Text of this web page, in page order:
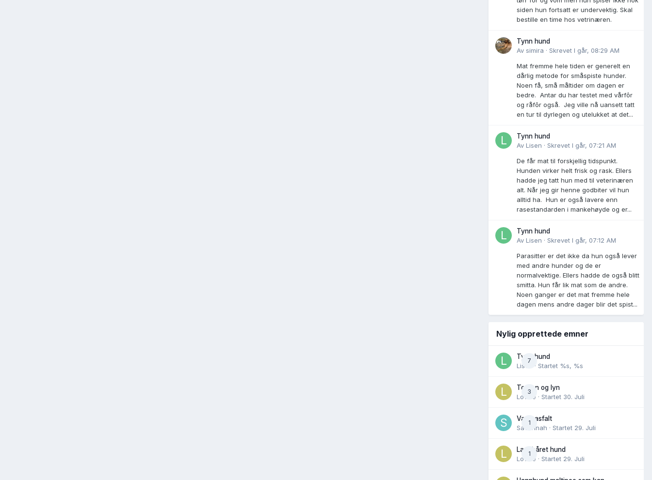
siden hun fortsatt er undervektig. Skal
bestille en time hos vetrinæren.
Tynn hund
Av simira · Skrevet I går, 08:29 AM
Mat fremme hele tiden er generelt en
dårlig metode for småspiste hunder.
Noen få, små måltider om dagen er
bedre. Antar du har testet med vårfôr
og råfôr også. Jeg ville nå uansett tatt
en tur til dyrlegen og utelukket at det...
Tynn hund
Av Lisen · Skrevet I går, 07:21 AM
De får mat til forskjellig tidspunkt.
Hunden virker helt frisk og rask. Ellers
hadde jeg tatt hun med til veterinæren
alt. Når jeg gir henne godbiter vil hun
alltid ha. Hun er også lavere enn
rasestandarden i mankehøyde og er...
Tynn hund
Av Lisen · Skrevet I går, 07:12 AM
Parasitter er det ikke da hun også lever
med andre hunder og de er
normalvektige. Ellers hadde de også blitt
smitta. Hun får lik mat som de andre.
Noen ganger er det mat fremme hele
dagen mens andre dager blir det spist...
Nylig opprettede emner
7
Tynn hund
Lisen
· Startet %s, %s
3
Torden og lyn
Lovise · Startet 30. Juli
1
Varm asfalt
Savannah · Startet 29. Juli
1
Langhåret hund
Lovise · Startet 29. Juli